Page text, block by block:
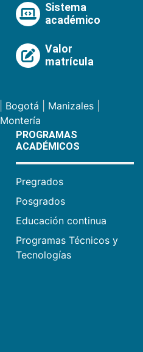
Sistema
académico
Valor
matrícula
Bogotá Manizales
Montería
PROGRAMAS
ACADÉMICOS
Pregrados
Posgrados
Educación continua
Programas Técnicos y
Tecnologías